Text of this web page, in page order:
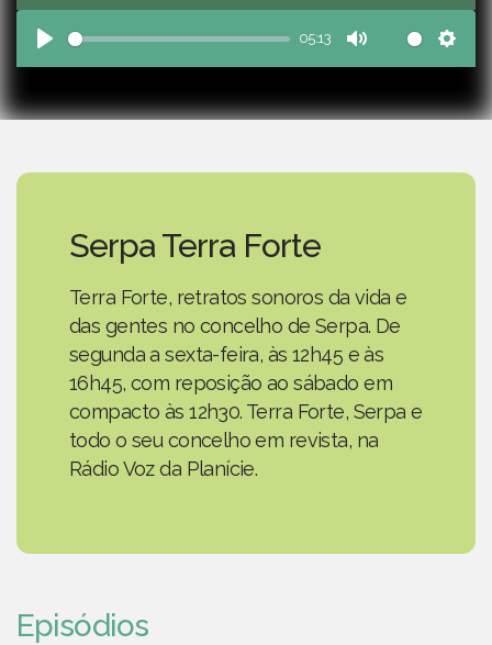
Play
05:13
Mute
Serpa Terra Forte
Terra Forte, retratos sonoros da vida e
das gentes no concelho de Serpa. De
segunda a sexta-feira, às 12h45 e às
16h45, com reposição ao sábado em
compacto às 12h30. Terra Forte, Serpa e
todo o seu concelho em revista, na
Rádio Voz da Planície.
Episódios